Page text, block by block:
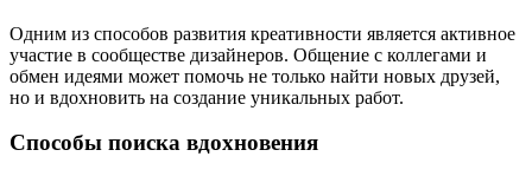
Одним из способов развития креативности является активное
участие в сообществе дизайнеров. Общение с коллегами и
обмен идеями может помочь не только найти новых друзей,
но и вдохновить на создание уникальных работ.
Способы поиска вдохновения